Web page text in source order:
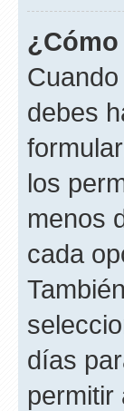
debes
los
menos
cada
días
permitir